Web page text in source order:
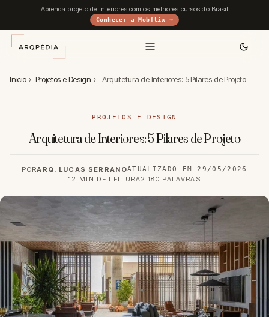
Aprenda projeto de interiores com os melhores cursos do Brasil
Conhecer a Mobflix →
Inicio › Projetos e Design › Arquitetura de Interiores: 5 Pilares de Projeto
PROJETOS E DESIGN
Arquitetura de Interiores: 5 Pilares de Projeto
PORARQ. LUCAS SERRANOATUALIZADO EM 29/05/2026
12 MIN DE LEITURA2.180 PALAVRAS